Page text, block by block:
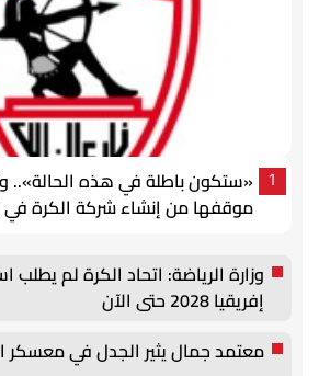
1
«ستكون باطلة في هذه الحالة»..
موقفها من إنشاء شركة الكرة في
وزارة الرياضة: اتحاد الكرة لم
إفريقيا 2028 حتى الآن
معتمد جمال يثير الجدل في معسكر